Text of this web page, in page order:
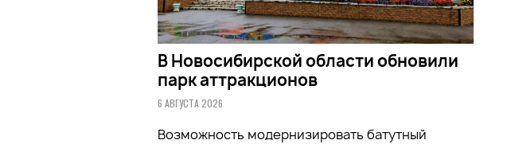
В Новосибирской области обновили
парк аттракционов
6 АВГУСТА 2026
Возможность модернизировать батутный